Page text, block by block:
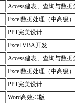
Access建表、查询与数据
Excel数据处理（中高级）
PPT完美设计
Excel VBA开发
Access建表、查询与数据
Excel数据处理（中高级）
PPT完美设计
Word高效排版